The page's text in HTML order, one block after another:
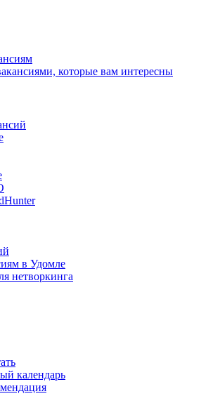
которые вам интересны
в Удомле
нетворкинга
календарь